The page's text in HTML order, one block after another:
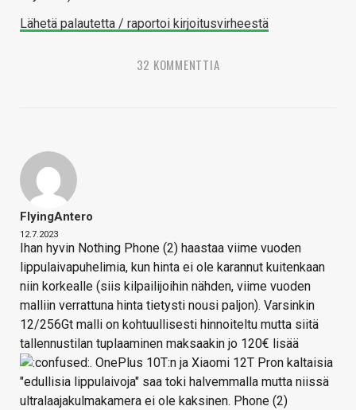
Lähetä palautetta / raportoi kirjoitusvirheestä
32 KOMMENTTIA
FlyingAntero
12.7.2023
Ihan hyvin Nothing Phone (2) haastaa viime vuoden
lippulaivapuhelimia, kun hinta ei ole karannut kuitenkaan
niin korkealle (siis kilpailijoihin nähden, viime vuoden
malliin verrattuna hinta tietysti nousi paljon). Varsinkin
12/256Gt malli on kohtuullisesti hinnoiteltu mutta siitä
tallennustilan tuplaaminen maksaakin jo 120€ lisää
. OnePlus 10T:n ja Xiaomi 12T Pron kaltaisia
"edullisia lippulaivoja" saa toki halvemmalla mutta niissä
ultralaajakulmakamera ei ole kaksinen. Phone (2)